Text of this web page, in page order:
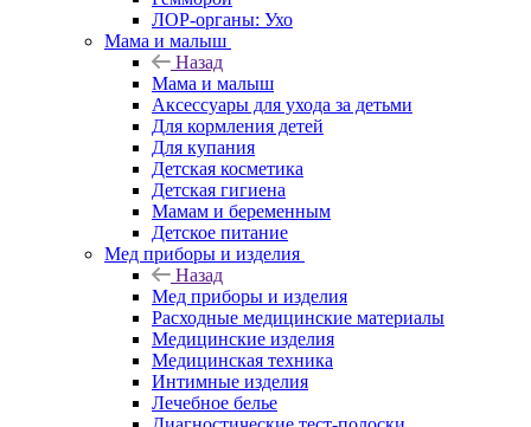
ЛОР-органы: Ухо
Мама и малыш
Назад
Мама и малыш
Аксессуары для ухода за детьми
Для кормления детей
Для купания
Детская косметика
Детская гигиена
Мамам и беременным
Детское питание
Мед приборы и изделия
Назад
Мед приборы и изделия
Расходные медицинские материалы
Медицинские изделия
Медицинская техника
Интимные изделия
Лечебное белье